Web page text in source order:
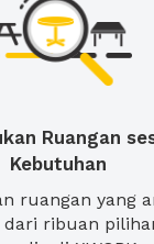
Ruangan
Kebutuhan
ruangan yang
ribuan